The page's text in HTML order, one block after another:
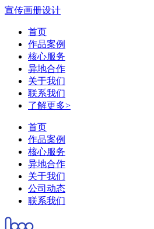
宣传画册设计
首页
作品案例
核心服务
异地合作
关于我们
联系我们
了解更多>
首页
作品案例
核心服务
异地合作
关于我们
公司动态
联系我们